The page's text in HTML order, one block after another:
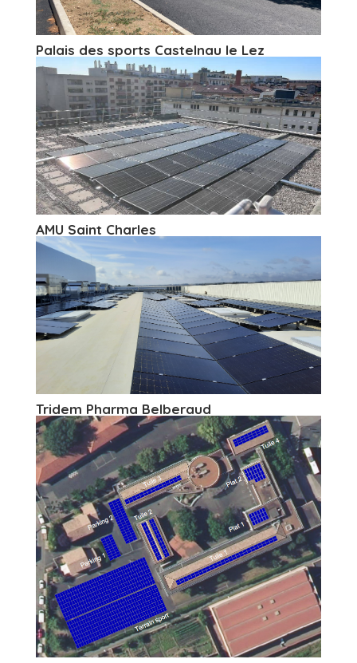
Palais des sports Castelnau le Lez
AMU Saint Charles
Tridem Pharma Belberaud